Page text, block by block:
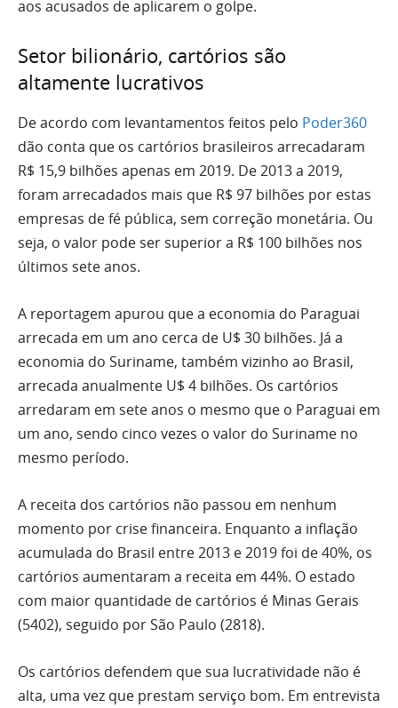
aos acusados de aplicarem o golpe.
Setor bilionário, cartórios são
altamente lucrativos
De acordo com levantamentos feitos pelo Poder360
dão conta que os cartórios brasileiros arrecadaram
R$ 15,9 bilhões apenas em 2019. De 2013 a 2019,
foram arrecadados mais que R$ 97 bilhões por estas
empresas de fé pública, sem correção monetária. Ou
seja, o valor pode ser superior a R$ 100 bilhões nos
últimos sete anos.
A reportagem apurou que a economia do Paraguai
arrecada em um ano cerca de U$ 30 bilhões. Já a
economia do Suriname, também vizinho ao Brasil,
arrecada anualmente U$ 4 bilhões. Os cartórios
arredaram em sete anos o mesmo que o Paraguai em
um ano, sendo cinco vezes o valor do Suriname no
mesmo período.
A receita dos cartórios não passou em nenhum
momento por crise financeira. Enquanto a inflação
acumulada do Brasil entre 2013 e 2019 foi de 40%, os
cartórios aumentaram a receita em 44%. O estado
com maior quantidade de cartórios é Minas Gerais
(5402), seguido por São Paulo (2818).
Os cartórios defendem que sua lucratividade não é
alta, uma vez que prestam serviço bom. Em entrevista